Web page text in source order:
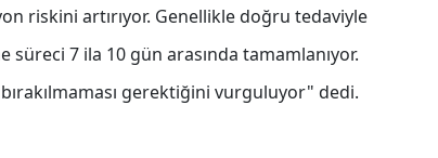
riskini artırıyor. Genellikle doğru tedaviyle
7 ila 10 gün arasında tamamlanıyor.
gerektiğini vurguluyor" dedi.